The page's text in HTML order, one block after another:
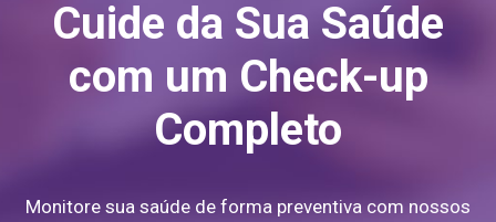
Cuide da Sua Saúde
com um Check-up
Completo
Monitore sua saúde de forma preventiva com nossos